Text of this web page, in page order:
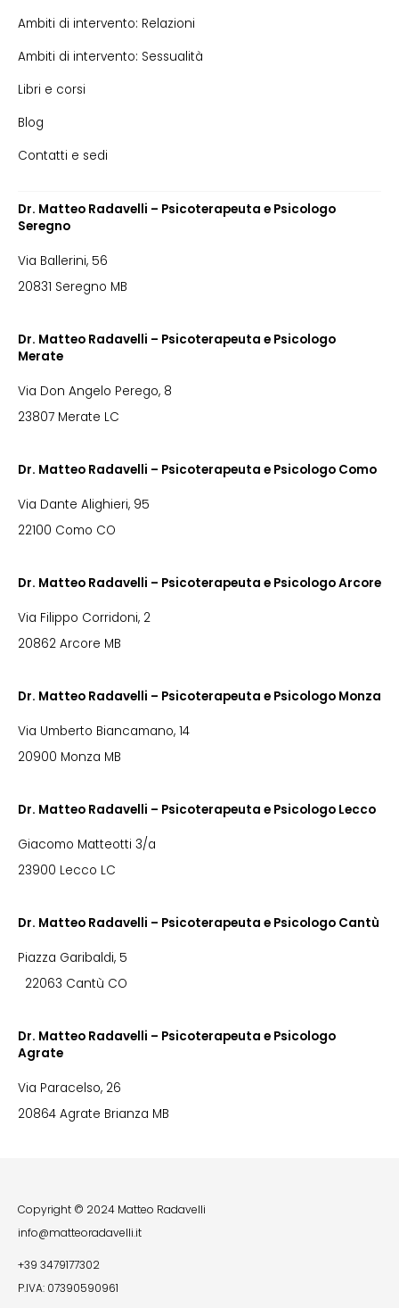
Ambiti di intervento: Relazioni
Ambiti di intervento: Sessualità
Libri e corsi
Blog
Contatti e sedi
Dr. Matteo Radavelli – Psicoterapeuta e Psicologo
Seregno
Via Ballerini, 56
20831 Seregno MB
Dr. Matteo Radavelli – Psicoterapeuta e Psicologo
Merate
Via Don Angelo Perego, 8
23807 Merate LC
Dr. Matteo Radavelli – Psicoterapeuta e Psicologo Como
Via Dante Alighieri, 95
22100 Como CO
Dr. Matteo Radavelli – Psicoterapeuta e Psicologo Arcore
Via Filippo Corridoni, 2
20862 Arcore MB
Dr. Matteo Radavelli – Psicoterapeuta e Psicologo Monza
Via Umberto Biancamano, 14
20900 Monza MB
Dr. Matteo Radavelli – Psicoterapeuta e Psicologo Lecco
Giacomo Matteotti 3/a
23900 Lecco LC
Dr. Matteo Radavelli – Psicoterapeuta e Psicologo Cantù
Piazza Garibaldi, 5
22063 Cantù CO
Dr. Matteo Radavelli – Psicoterapeuta e Psicologo
Agrate
Via Paracelso, 26
20864 Agrate Brianza MB
Copyright © 2024 Matteo Radavelli
info@matteoradavelli.it
+39 3479177302
P.IVA: 07390590961